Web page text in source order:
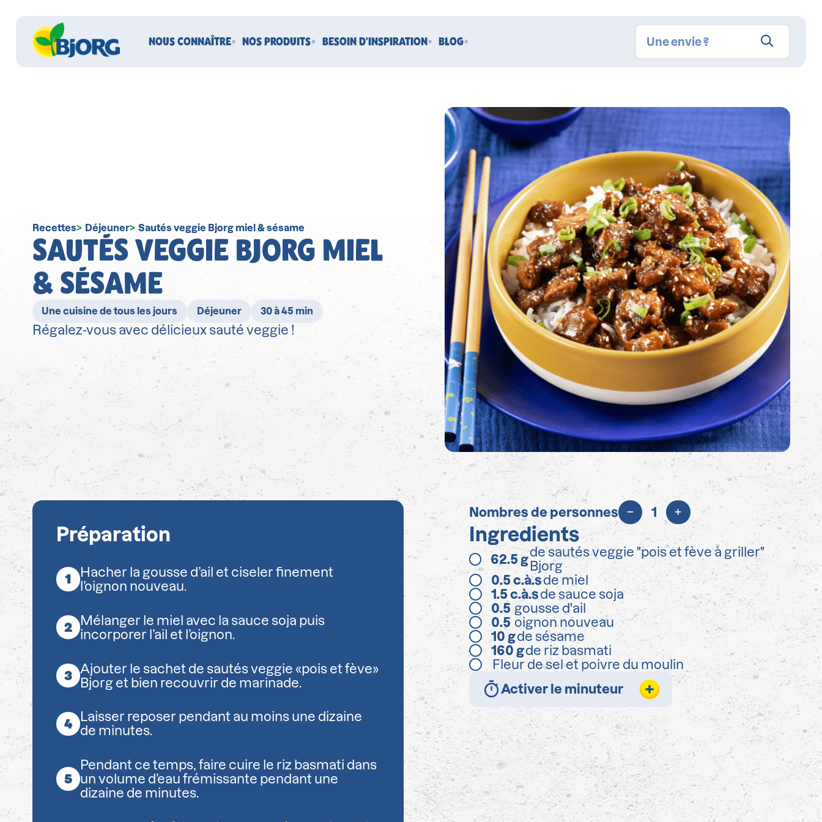
NOUS CONNAÎTRE NOS PRODUITS BESOIN D'INSPIRATION BLOG
Recettes Déjeuner Sautés veggie Bjorg miel & sésame
SAUTÉS VEGGIE BJORG MIEL
& SÉSAME
Une cuisine de tous les jours Déjeuner 30 à 45 min
Régalez-vous avec délicieux sauté veggie !
Préparation
Hacher la gousse d’ail et ciseler finement
l’oignon nouveau.
Mélanger le miel avec la sauce soja puis
incorporer l’ail et l’oignon.
Ajouter le sachet de sautés veggie «pois et fève»
Bjorg et bien recouvrir de marinade.
Laisser reposer pendant au moins une dizaine
de minutes.
Pendant ce temps, faire cuire le riz basmati dans
un volume d’eau frémissante pendant une
dizaine de minutes.
Nombres de personnes 1
Ingredients
62.5 gde sautés veggie "pois et fève à griller"
Bjorg
0.5 c.à.sde miel
1.5c.à.sde sauce soja
0.5 gousse d'ail
0.5 oignon nouveau
10 gde sésame
160 gde riz basmati
Fleur de sel et poivre du moulin
Activer le minuteur